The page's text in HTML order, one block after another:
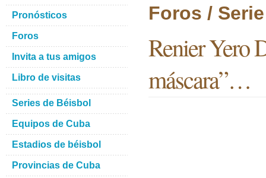
Foros /
Renier Yero
máscara”…
Pronósticos
Foros
Invita a tus amigos
Libro de visitas
Series de Béisbol
Equipos de Cuba
Estadios de béisbol
Provincias de Cuba